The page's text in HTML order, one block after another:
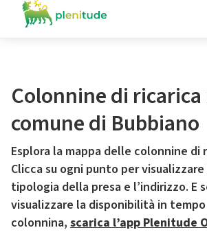
Colonnine di
comune di Bubbiano
Esplora la mappa delle colonnine
Clicca su ogni punto per
tipologia della presa e l’indirizzo. E
visualizzare la disponibilità in
colonnina, scarica l’app Plenitude